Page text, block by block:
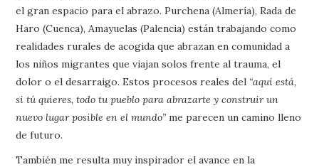
el gran espacio para el abrazo. Purchena (Almería), Rada de
Haro (Cuenca), Amayuelas (Palencia) están trabajando como
realidades rurales de acogida que abrazan en comunidad a
los niños migrantes que viajan solos frente al trauma, el
dolor o el desarraigo. Estos procesos reales del “aquí está,
si tú quieres, todo tu pueblo para abrazarte y construir un
nuevo lugar posible en el mundo” me parecen un camino lleno
de futuro.
También me resulta muy inspirador el avance en la